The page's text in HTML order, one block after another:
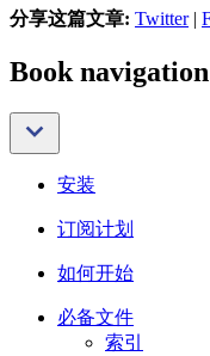
分享这篇文章: Twitter|
Book navigation
安装
订阅计划
如何开始
必备文件
索引